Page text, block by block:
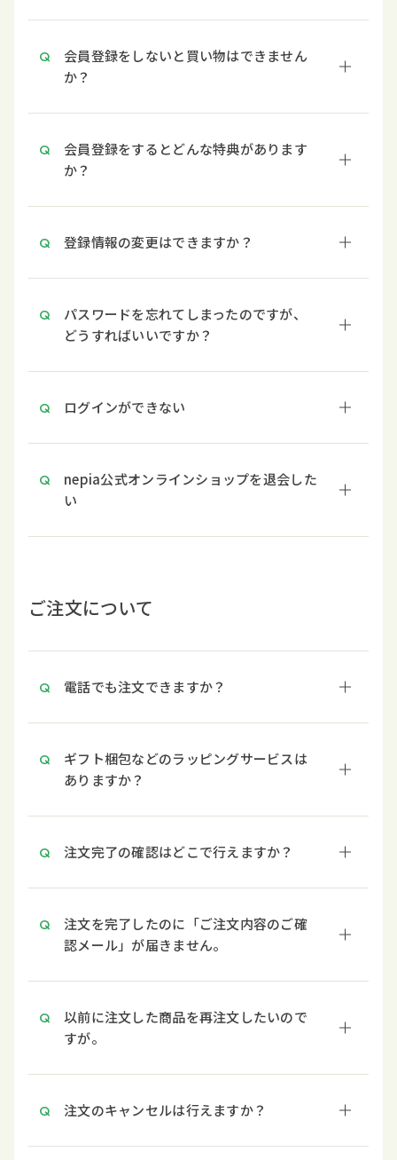
会員登録をしないと買い物はできません
か？
会員登録をするとどんな特典があります
か？
登録情報の変更はできますか？
パスワードを忘れてしまったのですが、
どうすればいいですか？
ログインができない
nepia公式オンラインショップを退会した
い
ご注文について
電話でも注文できますか？
ギフト梱包などのラッピングサービスは
ありますか？
注文完了の確認はどこで行えますか？
注文を完了したのに「ご注文内容のご確
認メール」が届きません。
以前に注文した商品を再注文したいので
すが。
注文のキャンセルは行えますか？